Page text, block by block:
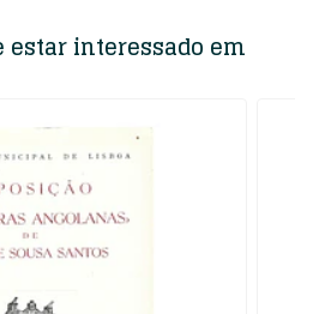
estar interessado em